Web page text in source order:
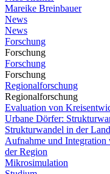
Mareike Breinbauer
News
News
Forschung
Forschung
Forschung
Forschung
Regionalforschung
Regionalforschung
Evaluation von
Urbane Dörfer:
Strukturwandel in der
Aufnahme und
der Region
Mikrosimulation